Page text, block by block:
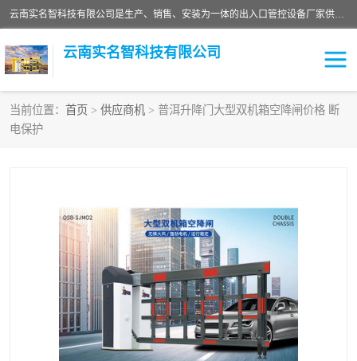
云南实名智科技有限公司是生产、销售、安装为一体的出入口管控设备厂家供应商。主营:电动伸缩门、道闸、广告道闸、重型空降闸、车牌识别、门禁通道、升降柱、岗亭、旗杆等智能设备。主营产品: 电动伸缩门,道闸门禁,车牌识别 生产、销售、安装为一体的出入口管控设备厂家源头供应商。
云南实名智科技有限公司
当前位置： 首页 > 供应商机 > 普洱升降门大型双机箱空降闸价格 断
电保护
车牌识别门系列
升降门系列 通道闸系列
小门系列 伸缩门